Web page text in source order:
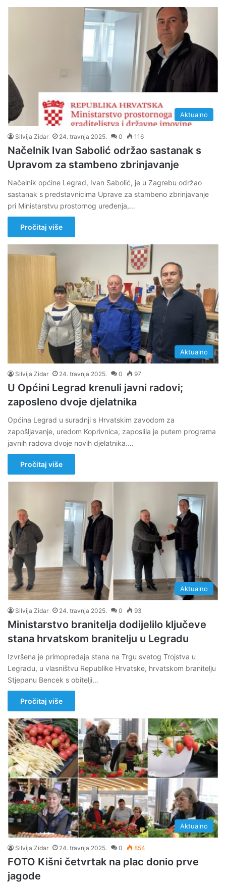
Aktualno
Silvija Zidar 24. travnja 2025. 0 116
Načelnik Ivan Sabolić održao sastanak s
Upravom za stambeno zbrinjavanje
Načelnik općine Legrad, Ivan Sabolić, je u Zagrebu održao
sastanak s predstavnicima Uprave za stambeno zbrinjavanje
pri Ministarstvu prostornog uređenja,…
Pročitaj više
Aktualno
Silvija Zidar 24. travnja 2025. 0 97
U Općini Legrad krenuli javni radovi;
zaposleno dvoje djelatnika
Općina Legrad u suradnji s Hrvatskim zavodom za
zapošljavanje, uredom Koprivnica, zaposlila je putem programa
javnih radova dvoje novih djelatnika.…
Pročitaj više
Aktualno
Silvija Zidar 24. travnja 2025. 0 93
Ministarstvo branitelja dodijelilo ključeve
stana hrvatskom branitelju u Legradu
Izvršena je primopredaja stana na Trgu svetog Trojstva u
Legradu, u vlasništvu Republike Hrvatske, hrvatskom branitelju
Stjepanu Bencek s obitelji…
Pročitaj više
Aktualno
Silvija Zidar 24. travnja 2025. 0 854
FOTO Kišni četvrtak na plac donio prve
jagode